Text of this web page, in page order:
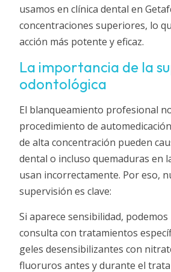
usamos en clínica dental en
concentraciones superiores, lo
acción más potente y eficaz.
La importancia de la
odontológica
El blanqueamiento profesional
procedimiento de
de alta concentración pueden
dental o incluso quemaduras en
usan incorrectamente. Por eso,
supervisión es clave:
Si aparece sensibilidad,
consulta con tratamientos
geles desensibilizantes con
fluoruros antes y durante el